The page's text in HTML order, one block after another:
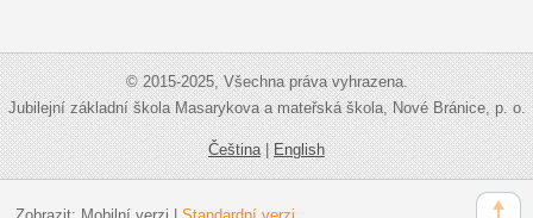
© 2015-2025, Všechna práva vyhrazena.
Jubilejní základní škola Masarykova a mateřská škola, Nové Bránice, p. o.
Čeština|English